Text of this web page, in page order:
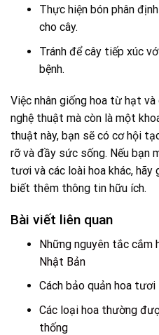
Thực hiện bón phân
cho cây.
Tránh để cây tiếp xúc
bệnh.
Việc nhân giống hoa từ hạt
nghệ thuật mà còn là một
thuật này, bạn sẽ có cơ hội
rỡ và đầy sức sống. Nếu bạn
tươi và các loài hoa khác, hãy
biết thêm thông tin hữu ích.
Bài viết liên quan
Những nguyên tắc cắm
Nhật Bản
Cách bảo quản hoa
Các loại hoa thường
thống